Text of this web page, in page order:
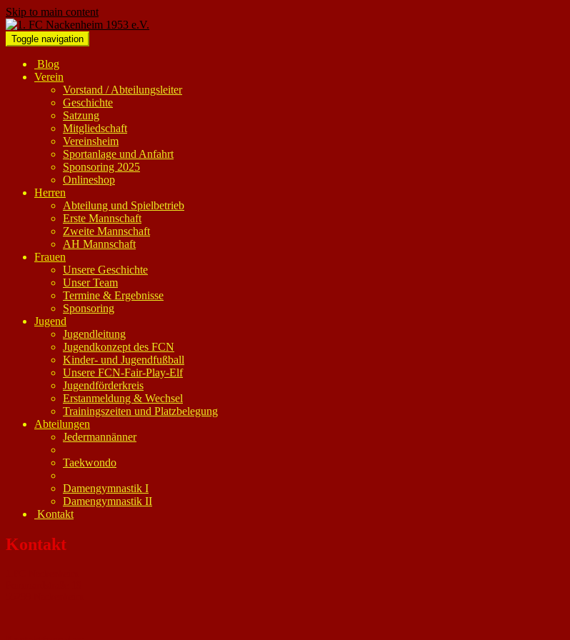
Skip to main content
Toggle navigation
Blog
Verein
Vorstand / Abteilungsleiter
Geschichte
Satzung
Mitgliedschaft
Vereinsheim
Sportanlage und Anfahrt
Sponsoring 2025
Onlineshop
Herren
Abteilung und Spielbetrieb
Erste Mannschaft
Zweite Mannschaft
AH Mannschaft
Frauen
Unsere Geschichte
Unser Team
Termine & Ergebnisse
Sponsoring
Jugend
Jugendleitung
Jugendkonzept des FCN
Kinder- und Jugendfußball
Unsere FCN-Fair-Play-Elf
Jugendförderkreis
Erstanmeldung & Wechsel
Trainingszeiten und Platzbelegung
Abteilungen
Jedermannänner
Taekwondo
Damengymnastik I
Damengymnastik II
Kontakt
Kontakt